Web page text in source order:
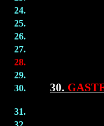
30.